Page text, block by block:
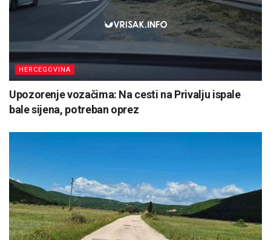
HERCEGOVINA
Upozorenje vozačima: Na cesti na Privalju ispale
bale sijena, potreban oprez